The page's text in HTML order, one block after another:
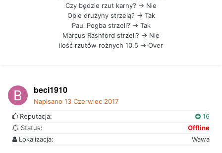
Czy będzie rzut karny? -> Nie
Obie drużyny strzelą? -> Tak
Paul Pogba strzeli? -> Tak
Marcus Rashford strzeli? -> Nie
ilość rzutów rożnych 10.5 -> Over
beci1910
Napisano 13 Czerwiec 2017
Reputacja:
16
Status:
Offline
Lokalizacja:
Wawa